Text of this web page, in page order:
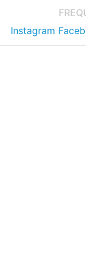
Instagram